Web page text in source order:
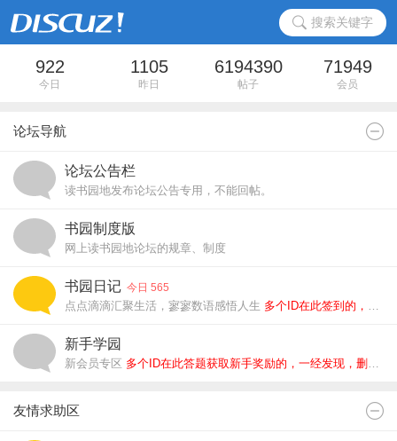
搜索关键字
922
今日
1105
昨日
6194390
帖子
71949
会员
论坛导航
论坛公告栏
读书园地发布论坛公告专用，不能回帖。
书园制度版
网上读书园地论坛的规章、制度
书园日记 今日 565
点点滴滴汇聚生活，寥寥数语感悟人生 多个ID在此签到的，一经发现，删除所有ID.
新手学园
新会员专区 多个ID在此答题获取新手奖励的，一经发现，删除所有ID.
友情求助区